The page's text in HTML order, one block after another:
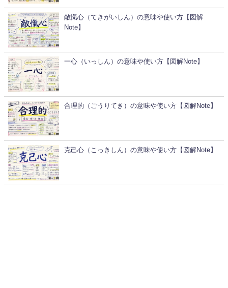
敵愾心（てきがいしん）の意味や使い方【図解
Note】
一心（いっしん）の意味や使い方【図解Note】
合理的（ごうりてき）の意味や使い方【図解Note】
克己心（こっきしん）の意味や使い方【図解Note】